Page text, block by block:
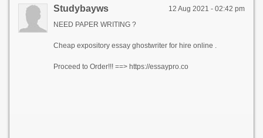
12 Aug 2021 - 02:42 pm
Studybayws
NEED PAPER WRITING ?
Cheap expository essay ghostwriter for hire online .
Proceed to Order!!! ==> https://essaypro.co